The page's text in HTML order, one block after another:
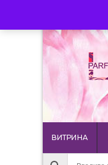
ВИТРИНА